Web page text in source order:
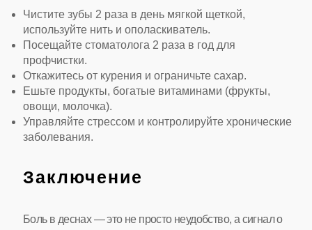
Чистите зубы 2 раза в день мягкой щеткой,
используйте нить и ополаскиватель.
Посещайте стоматолога 2 раза в год для
профчистки.
Откажитесь от курения и ограничьте сахар.
Ешьте продукты, богатые витаминами (фрукты,
овощи, молочка).
Управляйте стрессом и контролируйте хронические
заболевания.
Заключение
Боль в деснах — это не просто неудобство, а сигнал о